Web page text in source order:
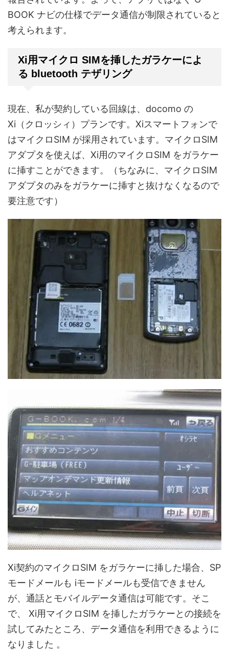
BOOK ナビの仕様でデータ通信が制限されていると
考えられます。
Xi用マイクロ SIMを挿したガラケーによ
る bluetooth テザリング
現在、私が契約している回線は、docomo の
Xi（クロッシィ）プランです。Xiスマートフォンで
はマイクロSIM が採用されています。マイクロSIM
アダプタを使えば、Xi用のマイクロSIM をガラケー
に挿すことができます。（ちなみに、マイクロSIM
アダプタのみをガラケーに挿すと抜けなくなるので
要注意です）
Xi契約のマイクロSIM をガラケーに挿した場合、SP
モードメールも iモードメールも受信できません
が、通話とモバイルデータ通信は可能です。そこ
で、 Xi用マイクロSIM を挿したガラケーとの接続を
試してみたところ、データ通信を利用できるように
なりました 。